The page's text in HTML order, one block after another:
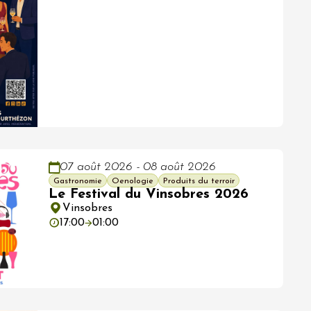
07 août 2026 - 08 août 2026
Gastronomie Oenologie Produits du terroir
Le Festival du Vinsobres 2026
Vinsobres
17:00
01:00